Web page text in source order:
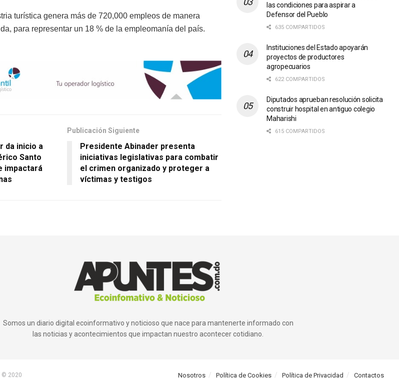
turística genera más de 720,000 empleos de manera
para representar un 18 % de la empleomanía del país.
da inicio a
Santo
impactará
Publicación Siguiente
Presidente Abinader presenta
iniciativas legislativas para combatir
el crimen organizado y proteger a
víctimas y testigos
las condiciones para aspirar a
Defensor del Pueblo
635 COMPARTIDOS
Instituciones del Estado apoyarán
proyectos de productores
agropecuarios
622 COMPARTIDOS
Diputados aprueban resolución solicita
construir hospital en antiguo colegio
Maharishi
615 COMPARTIDOS
Somos un diario digital ecoinformativo y noticioso que nace para mantenerte informado con
las noticias y acontecimientos que impactan nuestro acontecer cotidiano.
Nosotros Política de Cookies Política de Privacidad Contactos
© 2020